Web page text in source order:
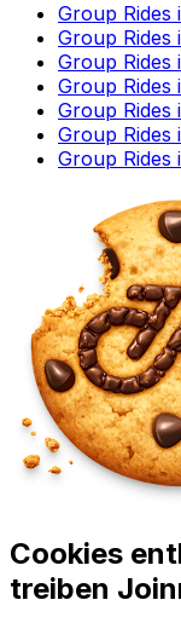
Group Rides
Group Rides
Group Rides
Group Rides
Group Rides
Group
Group Rides
Cookies
treiben